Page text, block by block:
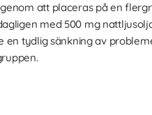
att placeras på en
med 500 mg
tydlig sänkning av